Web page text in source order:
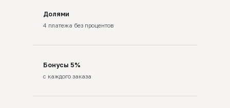
Долями
4 платежа без процентов
Бонусы 5%
с каждого заказа